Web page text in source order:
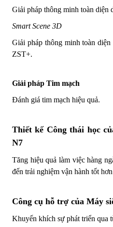
Giải pháp thông minh toàn diện
Smart Scene 3D
Giải pháp thông minh toàn
ZST+.
Giải pháp Tim mạch
Đánh giá tim mạch hiệu quả.
Thiết kế Công thái học
N7
Tăng hiệu quả làm việc hàng
đến trải nghiệm vận hành tốt
Công cụ hỗ trợ của Máy
Khuyến khích sự phát triển qua